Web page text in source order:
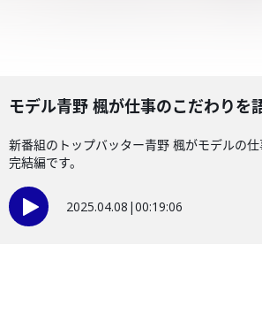
モデル青野 楓が仕事のこだわりを
新番組のトップバッター青野 楓がモデルの
完結編です。
2025.04.08 |00:19:06